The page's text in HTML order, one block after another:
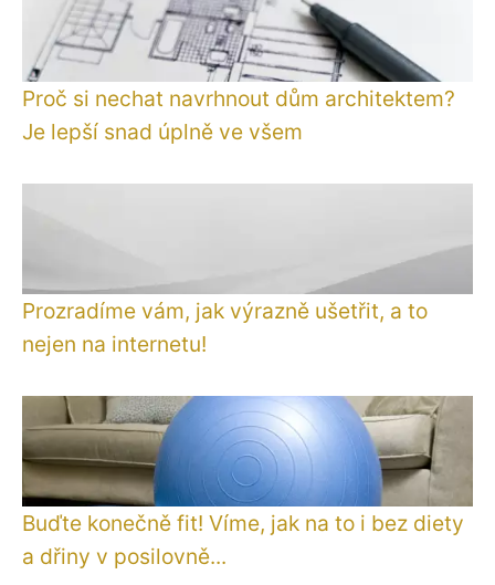
Proč si nechat navrhnout dům architektem?
Je lepší snad úplně ve všem
Prozradíme vám, jak výrazně ušetřit, a to
nejen na internetu!
Buďte konečně fit! Víme, jak na to i bez diety
a dřiny v posilovně...